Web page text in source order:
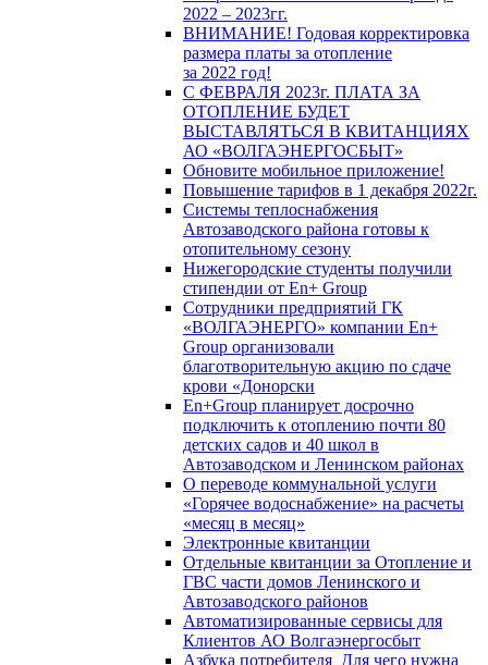
2022 – 2023гг.
ВНИМАНИЕ! Годовая корректировка
размера платы за отопление
за 2022 год!
С ФЕВРАЛЯ 2023г. ПЛАТА ЗА
ОТОПЛЕНИЕ БУДЕТ
ВЫСТАВЛЯТЬСЯ В КВИТАНЦИЯХ
АО «ВОЛГАЭНЕРГОСБЫТ»
Обновите мобильное приложение!
Повышение тарифов в 1 декабря 2022г.
Системы теплоснабжения
Автозаводского района готовы к
отопительному сезону
Нижегородские студенты получили
стипендии от En+ Group
Сотрудники предприятий ГК
«ВОЛГАЭНЕРГО» компании En+
Group организовали
благотворительную акцию по сдаче
крови «Донорски
En+Group планирует досрочно
подключить к отоплению почти 80
детских садов и 40 школ в
Автозаводском и Ленинском районах
О переводе коммунальной услуги
«Горячее водоснабжение» на расчеты
«месяц в месяц»
Электронные квитанции
Отдельные квитанции за Отопление и
ГВС части домов Ленинского и
Автозаводского районов
Автоматизированные сервисы для
Клиентов АО Волгаэнергосбыт
Азбука потребителя_Для чего нужна